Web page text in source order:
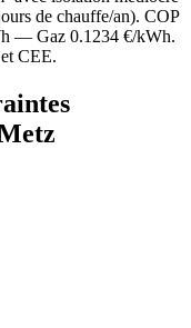
de chauffe/an). COP
— Gaz 0.1234 €/kWh.
CEE.